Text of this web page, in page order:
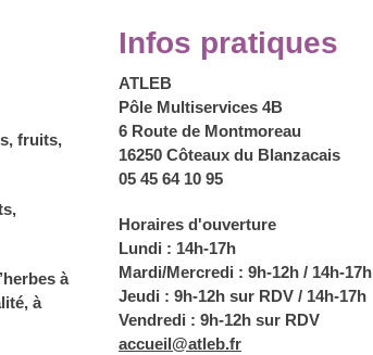
fruits,
à
à
Infos pratiques
ATLEB
Pôle Multiservices 4B
6 Route de Montmoreau
16250 Côteaux du Blanzacais
05 45 64 10 95
Horaires d'ouverture
Lundi : 14h-17h
Mardi/Mercredi : 9h-12h / 14h-17h
Jeudi : 9h-12h sur RDV / 14h-17h
Vendredi : 9h-12h sur RDV
accueil@atleb.fr